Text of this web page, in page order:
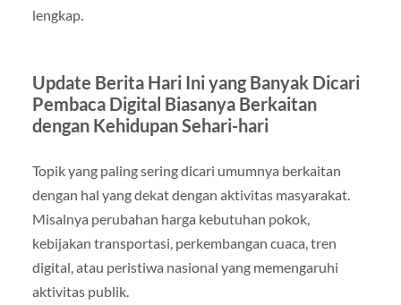
lengkap.
Update Berita Hari Ini yang Banyak Dicari
Pembaca Digital Biasanya Berkaitan
dengan Kehidupan Sehari-hari
Topik yang paling sering dicari umumnya berkaitan
dengan hal yang dekat dengan aktivitas masyarakat.
Misalnya perubahan harga kebutuhan pokok,
kebijakan transportasi, perkembangan cuaca, tren
digital, atau peristiwa nasional yang memengaruhi
aktivitas publik.